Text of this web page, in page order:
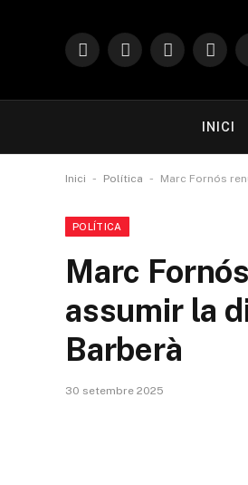
FacebookInstagram
X
INICI
Inici - Política - Marc Fornós
POLÍTICA
Marc
assumir la
Barberà
30 setembre 2025